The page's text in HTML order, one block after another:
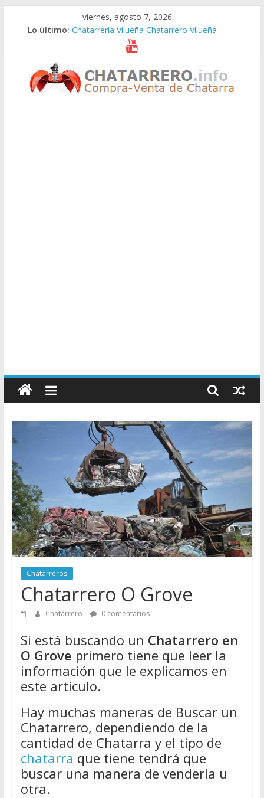
viernes, agosto 7, 2026
Lo último: Chatarreria Vilueña Chatarrero Vilueña
Chatarreria Zuera Chatarrero Zuera
Chatarreria Zaragoza Chatarrero Zaragoza
Chatarreria Zaida Chatarrero Zaida
Chatarreria Vistabella Chatarrero Vistabella
Chatarreros
–
Precio
de
Chatarra
Directorio
de
Chatarreros
para
vender
Chatarra
Chatarreros
Chatarrero O Grove
Chatarrero 0 comentarios
Si está buscando un Chatarrero en
O Grove primero tiene que leer la
información que le explicamos en
este artículo.
Hay muchas maneras de Buscar un
Chatarrero, dependiendo de la
cantidad de Chatarra y el tipo de
chatarra que tiene tendrá que
buscar una manera de venderla u
otra.